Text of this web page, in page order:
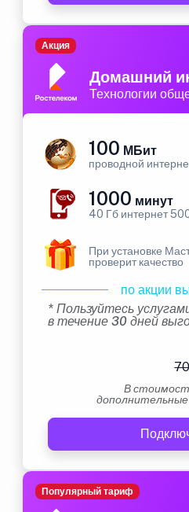
Домашний
Технологии
Акция
100 МБит
проводной
1000 минут
40 Гб интернет
При установке
проверит качество
по акции
* Пользуйтесь
в течение 30 дней
В
дополнительные
Популярный тариф